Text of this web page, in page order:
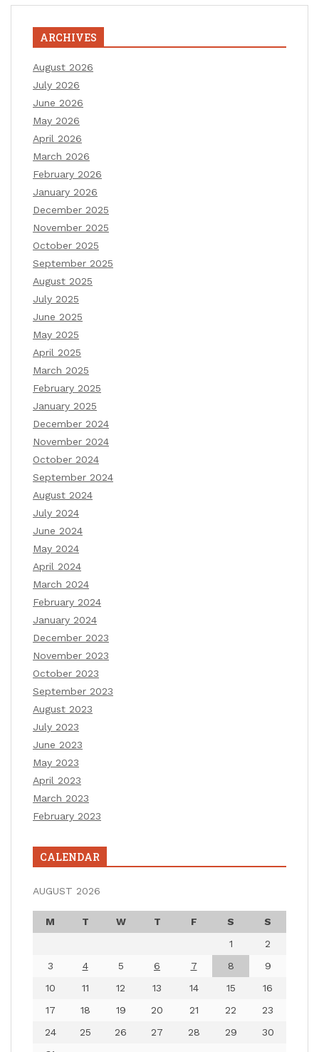
ARCHIVES
August 2026
July 2026
June 2026
May 2026
April 2026
March 2026
February 2026
January 2026
December 2025
November 2025
October 2025
September 2025
August 2025
July 2025
June 2025
May 2025
April 2025
March 2025
February 2025
January 2025
December 2024
November 2024
October 2024
September 2024
August 2024
July 2024
June 2024
May 2024
April 2024
March 2024
February 2024
January 2024
December 2023
November 2023
October 2023
September 2023
August 2023
July 2023
June 2023
May 2023
April 2023
March 2023
February 2023
CALENDAR
AUGUST 2026
M T W T F S
S
1
2
3
4 5 6 7 8
9
10
11 12 13 14 15
16
17
18 19 20 21 22
23
24
25 26 27 28 29
30